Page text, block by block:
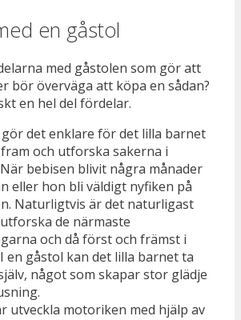
en gåstol
med gåstolen som gör att
bör överväga att köpa en sådan?
en hel del fördelar.
det enklare för det lilla barnet
och utforska sakerna i
bebisen blivit några månader
eller hon bli väldigt nyfiken på
Naturligtvis är det naturligast
de närmaste
och då först och främst i
en gåstol kan det lilla barnet ta
något som skapar stor glädje
utveckla motoriken med hjälp av